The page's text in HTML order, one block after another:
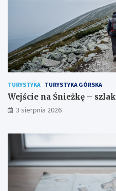
TURYSTYKA TURYSTYKA GÓRSKA
Wejście na Śnieżkę –
3 sierpnia 2026